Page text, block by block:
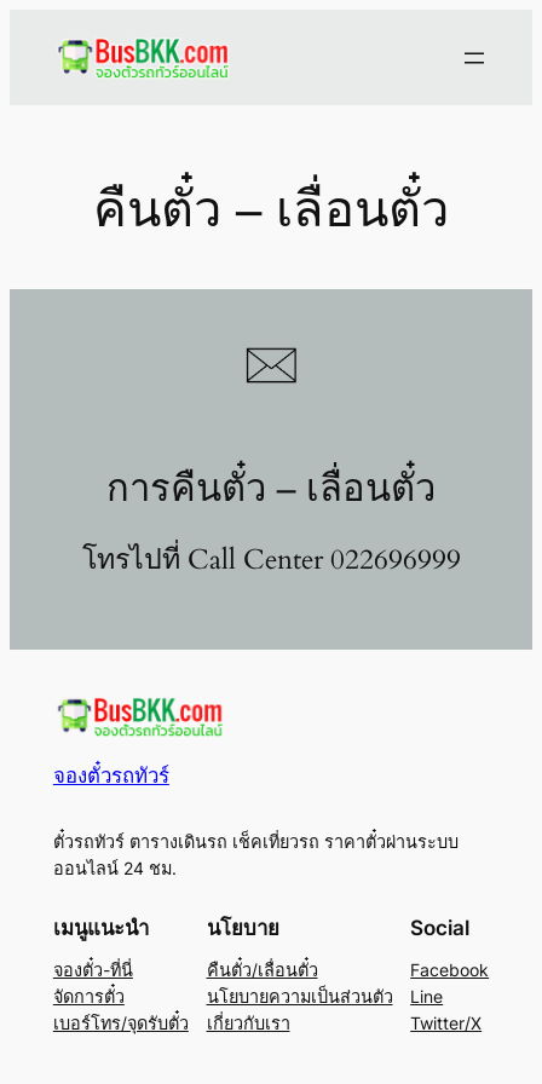
คืนตั๋ว – เลื่อนตั๋ว
การคืนตั๋ว – เลื่อนตั๋ว
โทรไปที่ Call Center 022696999
จองตั๋วรถทัวร์
ตั๋วรถทัวร์ ตารางเดินรถ เช็คเที่ยวรถ ราคาตั๋วผ่านระบบ
ออนไลน์ 24 ชม.
เมนูแนะนำ
จองตั๋ว-ที่นี่
จัดการตั๋ว
เบอร์โทร/จุดรับตั๋ว
นโยบาย
คืนตั๋ว/เลื่อนตั๋ว
นโยบายความเป็นส่วนตัว
เกี่ยวกับเรา
Social
Facebook
Line
Twitter/X